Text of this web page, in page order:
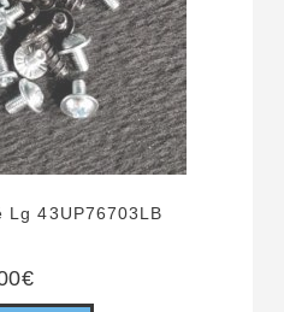
Lg 43UP76703LB
€